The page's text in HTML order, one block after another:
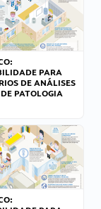
PARA
DE ANÁLISES
PATOLOGIA